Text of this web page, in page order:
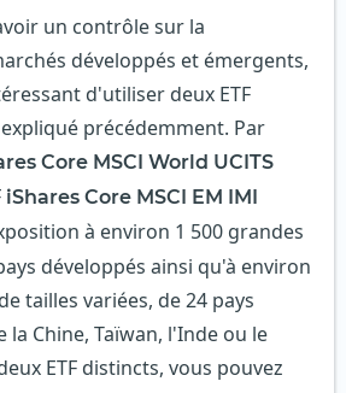
un contrôle sur la
développés et émergents,
d'utiliser deux ETF
précédemment. Par
Core MSCI World UCITS
iShares Core MSCI EM IMI
à environ 1 500 grandes
développés ainsi qu'à environ
tailles variées, de 24 pays
la Chine, Taïwan, l'Inde ou le
ETF distincts, vous pouvez